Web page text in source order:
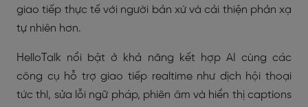
giao tiếp thực tế với người bản xứ và cải thiện phản xạ
tự nhiên hơn.
HelloTalk nổi bật ở khả năng kết hợp AI cùng các
công cụ hỗ trợ giao tiếp realtime như dịch hội thoại
tức thì, sửa lỗi ngữ pháp, phiên âm và hiển thị captions